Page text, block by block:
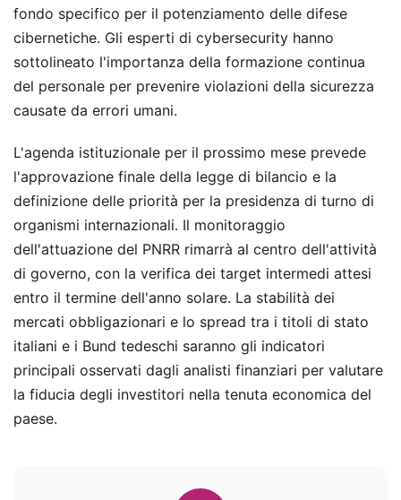
fondo specifico per il potenziamento delle difese
cibernetiche. Gli esperti di cybersecurity hanno
sottolineato l'importanza della formazione continua
del personale per prevenire violazioni della sicurezza
causate da errori umani.
L'agenda istituzionale per il prossimo mese prevede
l'approvazione finale della legge di bilancio e la
definizione delle priorità per la presidenza di turno di
organismi internazionali. Il monitoraggio
dell'attuazione del PNRR rimarrà al centro dell'attività
di governo, con la verifica dei target intermedi attesi
entro il termine dell'anno solare. La stabilità dei
mercati obbligazionari e lo spread tra i titoli di stato
italiani e i Bund tedeschi saranno gli indicatori
principali osservati dagli analisti finanziari per valutare
la fiducia degli investitori nella tenuta economica del
paese.